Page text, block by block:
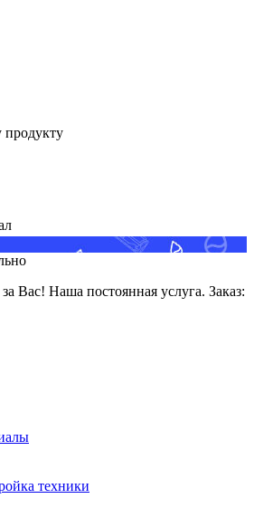
продукту
Вас! Наша постоянная услуга. Заказ:
техники